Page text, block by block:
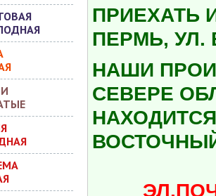
ПРИЕХАТЬ
ПЕРМЬ, УЛ.
НАШИ
СЕВЕРЕ